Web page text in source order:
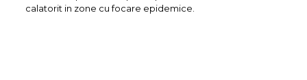
calatorit in zone cu focare epidemice.